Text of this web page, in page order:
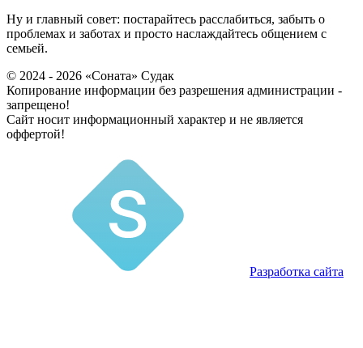
Ну и главный совет: постарайтесь расслабиться, забыть о
проблемах и заботах и просто наслаждайтесь общением с
семьей.
© 2024 - 2026 «Соната» Судак
Копирование информации без разрешения администрации -
запрещено!
Cайт носит информационный характер и не является
оффертой!
Разработка сайта